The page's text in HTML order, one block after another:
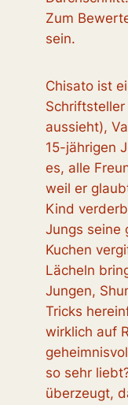
Zum
sein.
Chisato ist
aussieht),
15-jährigen
es, alle
weil er
Kind
Jungs seine
Kuchen
Lächeln
Jungen,
Tricks
wirklich auf
so sehr
überzeugt,